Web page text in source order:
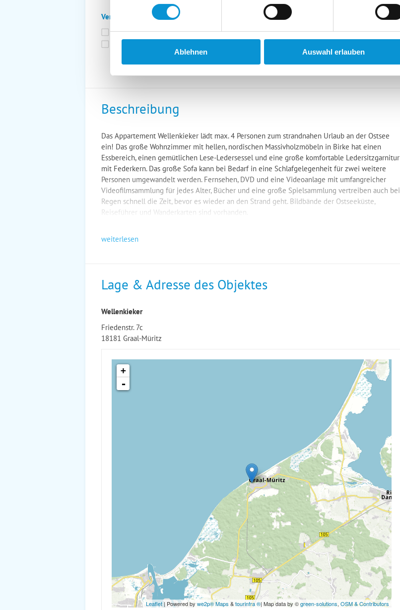
Ablehnen Auswahl erlauben
Verpflegung:
Brötchenservice
Frühstück möglich
Halbpension möglich
Vollpension möglich
Beschreibung
Das Appartement Wellenkieker lädt max. 4 Personen zum strandnahen Urlaub an der Ostsee
ein! Das große Wohnzimmer mit hellen, nordischen Massivholzmöbeln in Birke hat einen
Essbereich, einen gemütlichen Lese-Ledersessel und eine große komfortable Ledersitzgarnitur
mit Federkern. Das große Sofa kann bei Bedarf in eine Schlafgelegenheit für zwei weitere
Personen umgewandelt werden. Fernsehen, DVD und eine Videoanlage mit umfangreicher
Videofilmsammlung für jedes Alter, Bücher und eine große Spielsammlung vertreiben auch bei
Regen schnell die Zeit, bevor es wieder an den Strand geht. Bildbände der Ostseeküste,
Reiseführer und Wanderkarten sind vorhanden.
weiterlesen
Lage & Adresse des Objektes
Wellenkieker
Friedenstr. 7c
18181 Graal-Müritz
+
-
Leaflet| Powered by we2p® Maps &tourinfra ®| Map data by ©green-solutions, OSM & Contributors